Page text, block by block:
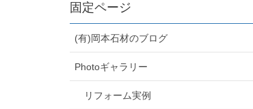
固定ページ
(有)岡本石材のブログ
Photoギャラリー
リフォーム実例